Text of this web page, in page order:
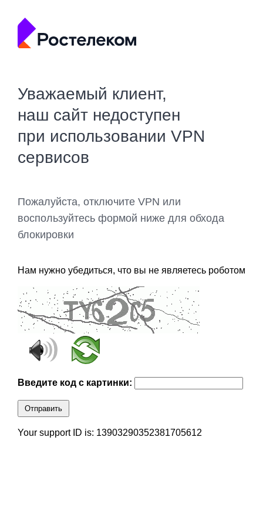
Уважаемый клиент,
наш сайт недоступен
при использовании VPN
сервисов
Пожалуйста, отключите VPN или
воспользуйтесь формой ниже для обхода
блокировки
Нам нужно убедиться, что вы не являетесь роботом
Введите код с картинки:
Отправить
Your support ID is: 13903290352381705612